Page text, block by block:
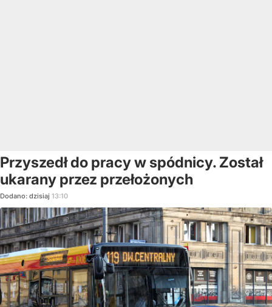
Przyszedł do pracy w spódnicy. Został
ukarany przez przełożonych
Dodano: dzisiaj 13:10